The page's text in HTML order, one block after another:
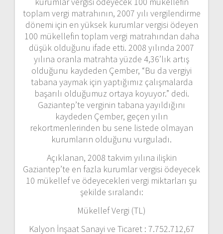
toplam vergi matrahının, 2007 yılı vergilendirme
dönemi için en yüksek kurumlar vergisi ödeyen
100 mükellefin toplam vergi matrahından daha
düşük olduğunu ifade etti. 2008 yılında 2007
yılına oranla matrahta yüzde 4,36’lık artış
olduğunu kaydeden Çember, “Bu da vergiyi
tabana yaymak için yaptığımız çalışmalarda
başarılı olduğumuz ortaya koyuyor.” dedi.
Gaziantep’te verginin tabana yayıldığını
kaydeden Çember, geçen yılın
rekortmenlerinden bu sene listede olmayan
kurumların olduğunu vurguladı.
Açıklanan, 2008 takvim yılına ilişkin
Gaziantep’te en fazla kurumlar vergisi ödeyecek
10 mükellef ve ödeyecekleri vergi miktarları şu
şekilde sıralandı:
Mükellef Vergi (TL)
Kalyon İnşaat Sanayi ve Ticaret : 7.752.712,67